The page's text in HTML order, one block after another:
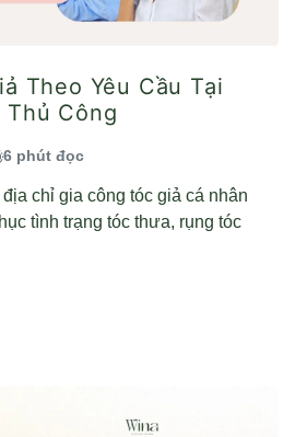
Theo Yêu Cầu Tại
Công
6 phút đọc
chỉ gia công tóc giả cá nhân
tình trạng tóc thưa, rụng tóc